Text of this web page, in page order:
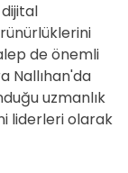
de önemli
Nallıhan'da
uzmanlık
liderleri olarak